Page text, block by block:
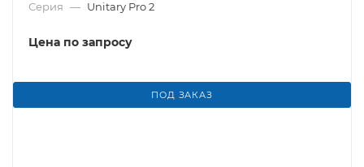
Серия — Unitary Pro 2
Цена по запросу
ПОД ЗАКАЗ